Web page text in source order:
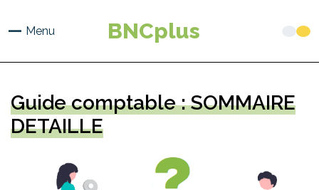
principal
Menu BNCplus
Guide comptable : SOMMAIRE
DETAILLE